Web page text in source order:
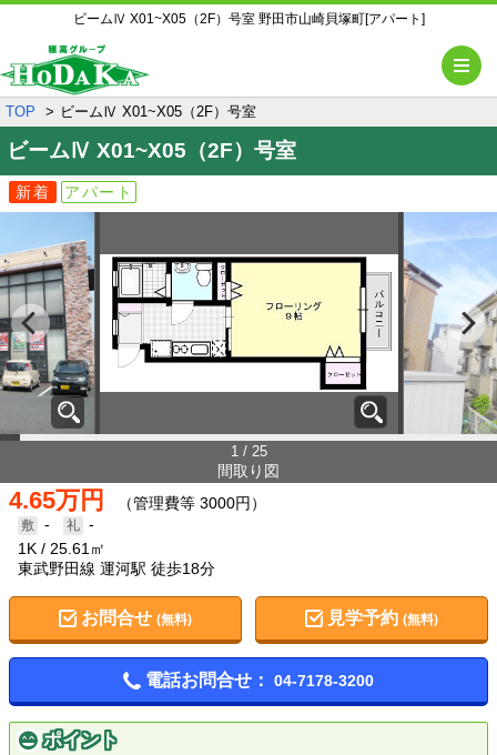
ビームⅣ X01~X05（2F）号室 野田市山崎貝塚町[アパート]
TOP ビームⅣ X01~X05（2F）号室
ビームⅣ X01~X05（2F）号室
新着 アパート
1 / 25
間取り図
4.65万円 （管理費等 3000円）
-
-
1K
25.61㎡
東武野田線 運河駅 徒歩18分
お問合せ (無料) 見学予約(無料)
電話お問合せ： 04-7178-3200
ポイント